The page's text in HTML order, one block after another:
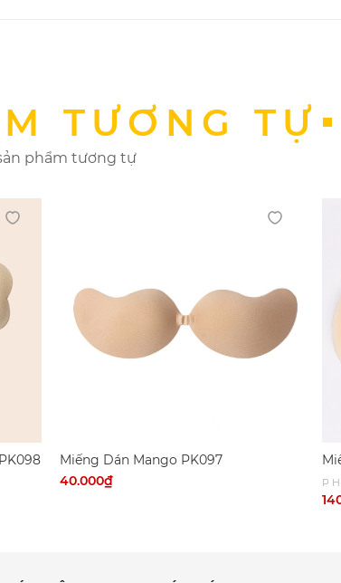
TƯƠNG TỰ
phẩm tương tự
Miếng Dán Mango PK097
40.000₫
v1
cài